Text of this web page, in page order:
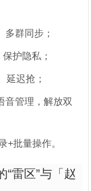
多群同步；
护隐私；
延迟抢；
音管理，解放双
+批量操作。
“雷区”与「赵